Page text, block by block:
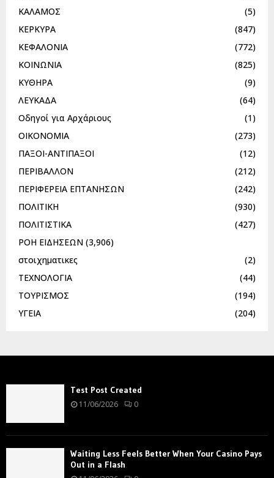
ΚΑΛΑΜΟΣ
(5)
ΚΕΡΚΥΡΑ
(847)
ΚΕΦΑΛΟΝΙΑ
(772)
ΚΟΙΝΩΝΙΑ
(825)
ΚΥΘΗΡΑ
(9)
ΛΕΥΚΑΔΑ
(64)
Οδηγοί για Αρχάριους
(1)
ΟΙΚΟΝΟΜΙΑ
(273)
ΠΑΞΟΙ-ΑΝΤΙΠΑΞΟΙ
(12)
ΠΕΡΙΒΑΛΛΟΝ
(212)
ΠΕΡΙΦΕΡΕΙΑ ΕΠΤΑΝΗΣΩΝ
(242)
ΠΟΛΙΤΙΚΗ
(930)
ΠΟΛΙΤΙΣΤΙΚΑ
(427)
ΡΟΗ ΕΙΔΗΣΕΩΝ (3,906)
στοιχηματικες
(2)
ΤΕΧΝΟΛΟΓΙΑ
(44)
ΤΟΥΡΙΣΜΟΣ
(194)
ΥΓΕΙΑ
(204)
Test Post Created
11/06/2026 0
Waiting Less Feels Better When Your Casino Pays
Out in a Flash